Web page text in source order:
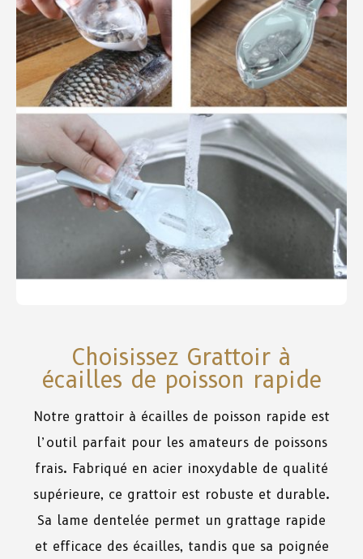
Choisissez Grattoir à
écailles de poisson rapide
Notre grattoir à écailles de poisson rapide est
l’outil parfait pour les amateurs de poissons
frais. Fabriqué en acier inoxydable de qualité
supérieure, ce grattoir est robuste et durable.
Sa lame dentelée permet un grattage rapide
et efficace des écailles, tandis que sa poignée